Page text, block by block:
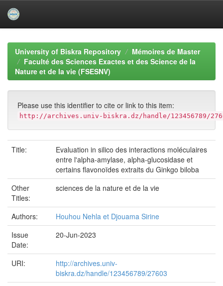
navigationUniversity of Biskra Repository
Mémoires de Master
Faculté des Sciences Exactes et des Science de la
Nature et de la vie (FSESNV)
Please use this identifier to cite or link to this item:
http://archives.univ-biskra.dz/handle/123456789/
Title:
Evaluation in silico des interactions moléculaires
entre l'alpha-amylase, alpha-glucosidase et
certains flavonoïdes extraits du Ginkgo biloba
Other
Titles:
sciences de la nature et de la vie
Authors:
Houhou Nehla et Djouama Sirine
Issue
Date:
20-Jun-2023
URI:
http://archives.univ-
biskra.dz/handle/123456789/27603